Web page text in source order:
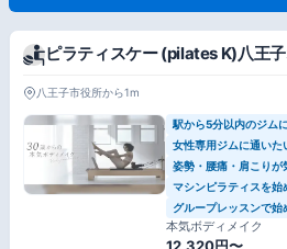
ピラティスケー (pilates K)八王
八王子市役所から1m
駅から5分以内のジム
女性専用ジムに通いた
姿勢・腰痛・肩こりが
マシンピラティスを始
グループレッスンで始
本気ボディメイク